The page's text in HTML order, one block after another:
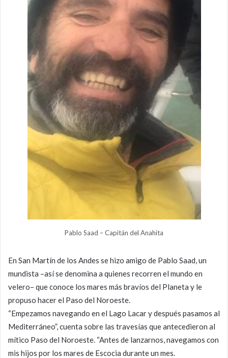
Pablo Saad – Capitán del Anahita
En San Martín de los Andes se hizo amigo de Pablo Saad, un
mundista –así se denomina a quienes recorren el mundo en
velero– que conoce los mares más bravíos del Planeta y le
propuso hacer el Paso del Noroeste.
“Empezamos navegando en el Lago Lacar y después pasamos al
Mediterráneo”, cuenta sobre las travesías que antecedieron al
mítico Paso del Noroeste. “Antes de lanzarnos, navegamos con
mis hijos por los mares de Escocia durante un mes.